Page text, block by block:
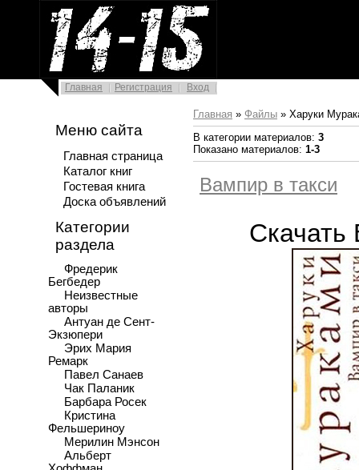
Главная Регистрация Вход
Меню сайта
Главная страница
Каталог книг
Гостевая книга
Доска объявлений
Категории
раздела
Фредерик
Бегбедер
Неизвестные
авторы
Антуан де Сент-
Экзюпери
Эрих Мария
Ремарк
Павел Санаев
Чак Паланик
Барбара Росек
Кристина
Фельшериноу
Мерилин Мэнсон
Альберт
Главная » Файлы » Харуки
В категории материалов: 3
Показано материалов: 1-3
Вампир в такси
Скачать